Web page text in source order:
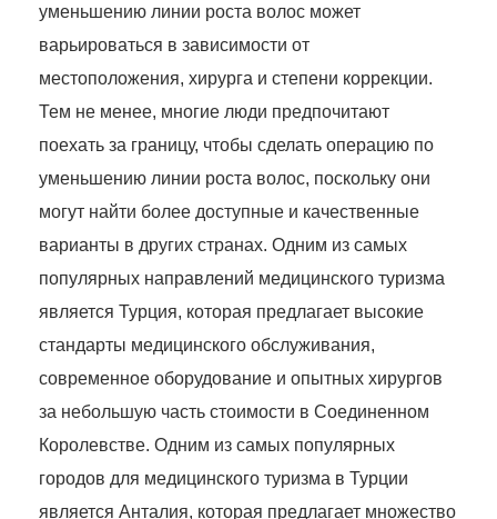
уменьшению линии роста волос может
варьироваться в зависимости от
местоположения, хирурга и степени коррекции.
Тем не менее, многие люди предпочитают
поехать за границу, чтобы сделать операцию по
уменьшению линии роста волос, поскольку они
могут найти более доступные и качественные
варианты в других странах. Одним из самых
популярных направлений медицинского туризма
является Турция, которая предлагает высокие
стандарты медицинского обслуживания,
современное оборудование и опытных хирургов
за небольшую часть стоимости в Соединенном
Королевстве. Одним из самых популярных
городов для медицинского туризма в Турции
является Анталия, которая предлагает множество